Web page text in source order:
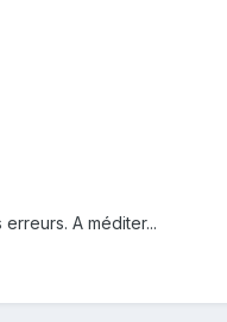
A méditer...